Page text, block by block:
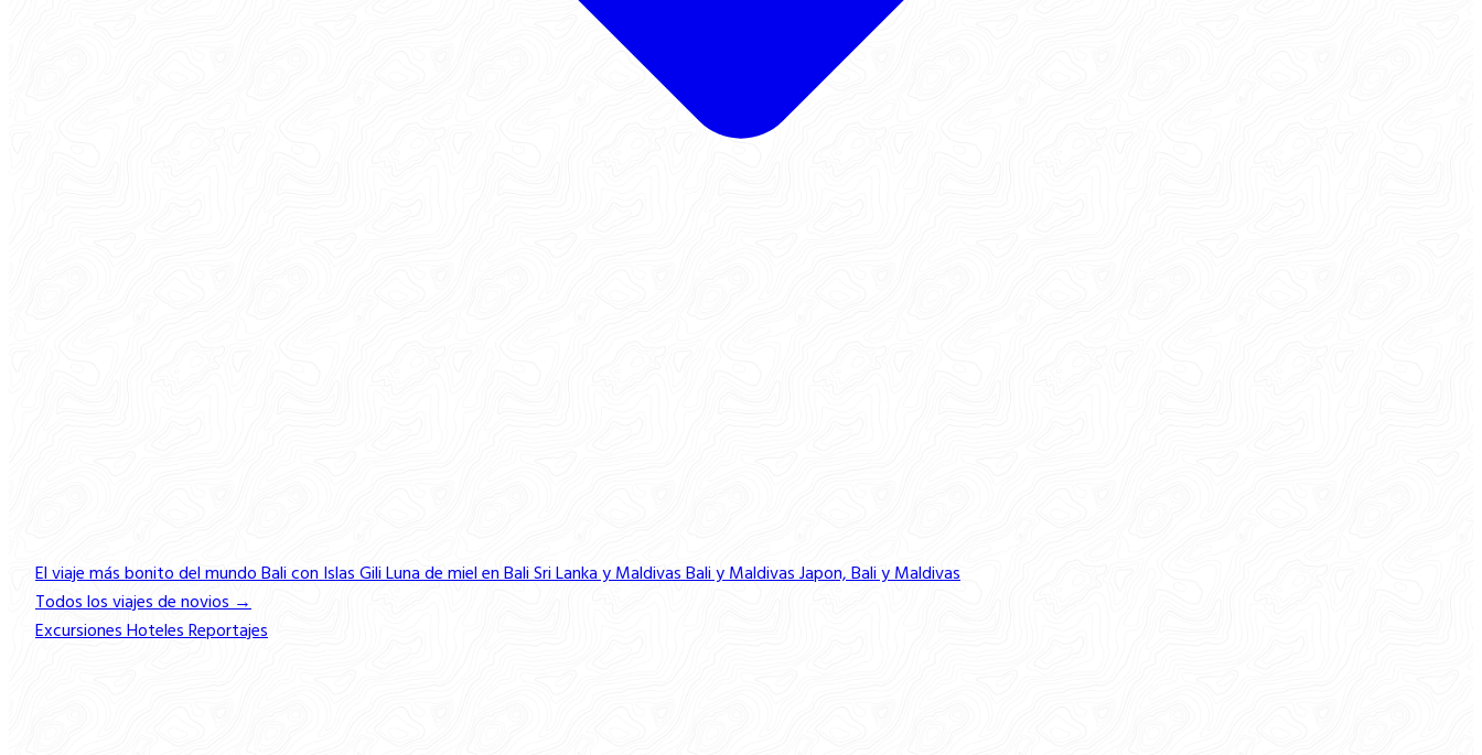
El viaje más bonito del mundoBali con Islas GiliLuna de miel en BaliSri Lanka y MaldivasBali y MaldivasJapon, Bali y Maldivas
Todos los viajes de novios →
ExcursionesHotelesReportajes